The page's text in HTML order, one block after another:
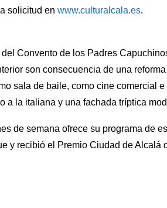
solicitud enwww.culturalcala.es.
Convento de los Padres
son consecuencia de una
sala de baile, como cine comercial
a la italiana y una fachada tríptica
de semana ofrece su programa de
y recibió el Premio Ciudad de Alcalá